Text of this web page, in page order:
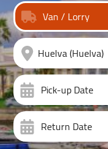
Van / Lorry
Pick-up Date
Return Date